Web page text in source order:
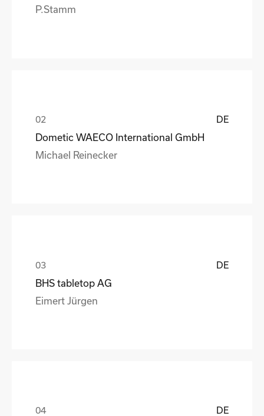
P.Stamm
DE
Dometic WAECO International GmbH
Michael Reinecker
DE
BHS tabletop AG
Eimert Jürgen
DE